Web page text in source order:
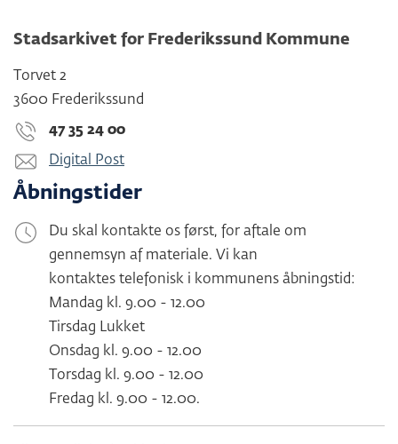
Stadsarkivet for Frederikssund Kommune
Torvet 2
3600 Frederikssund
47 35 24 00
Digital Post
Åbningstider
Du skal kontakte os først, for aftale om
gennemsyn af materiale. Vi kan
kontaktes telefonisk i kommunens åbningstid:
Mandag kl. 9.00 - 12.00
Tirsdag Lukket
Onsdag kl. 9.00 - 12.00
Torsdag kl. 9.00 - 12.00
Fredag kl. 9.00 - 12.00.